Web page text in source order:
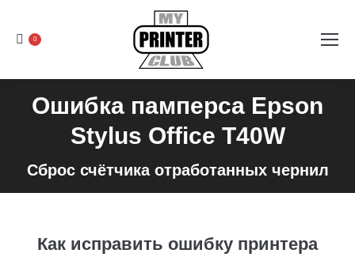
0
Ошибка памперса Epson
Stylus Office T40W
Сброс счётчика отработанных чернил
Как исправить ошибку принтера